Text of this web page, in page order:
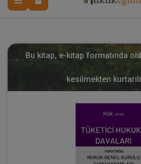
Bu kitap, e-kitap formatında
kesilmekten